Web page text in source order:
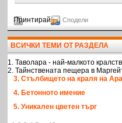
Принтирай Сподели
ВСИЧКИ ТЕМИ ОТ РАЗДЕЛА
1. Таволара - най-малкото
2. Тайнствената пещера в
3. Стълбището на краля на
4. Бетонното имение
5. Уникален цветен търг